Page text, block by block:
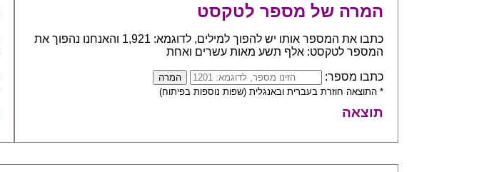
המרה של מספר לטקסט
כתבו את המספר אותו יש להפוך למילים, לדוגמא: 1,921 והאנחנו נהפוך את
המספר לטקסט: אלף תשע מאות עשרים ואחת
כתבו מספר:
* התוצאה חוזרת בעברית ובאנגלית (שפות נוספות בפיתוח)
תוצאה